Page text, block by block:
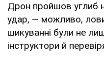
Дрон пройшов углиб
удар, — можливо,
шикуванні були не
інструктори й